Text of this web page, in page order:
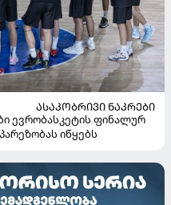
ᲐᲡᲐᲙᲝᲑᲠᲘᲕᲘ ᲜᲐᲙᲠᲔᲑᲘ
ევრობასკეტის ფინალურ
იწყებს